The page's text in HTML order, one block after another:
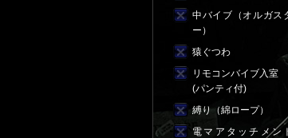
中バイブ（オルガス
ー）
猿ぐつわ
リモコンバイブ入室
(パンティ付)
縛り（綿ロープ）
電マアタッチメン